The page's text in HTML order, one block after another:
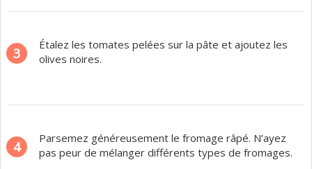
3
Étalez les tomates pelées sur la pâte et ajoutez les
olives noires.
4
Parsemez généreusement le fromage râpé. N’ayez
pas peur de mélanger différents types de fromages.